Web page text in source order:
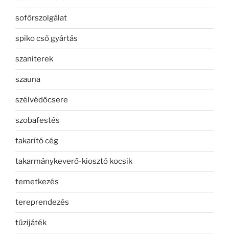
sofőrszolgálat
spiko cső gyártás
szaniterek
szauna
szélvédőcsere
szobafestés
takarító cég
takarmánykeverő-kiosztó kocsik
temetkezés
tereprendezés
tűzijáték